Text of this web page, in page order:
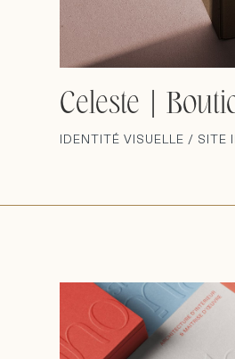
Celeste |
IDENTITÉ VISUELLE / SITE